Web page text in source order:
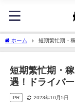
ホーム 短期繁忙期・
短期繁忙期・
遇！ドライバ
PR 2023年10月5日